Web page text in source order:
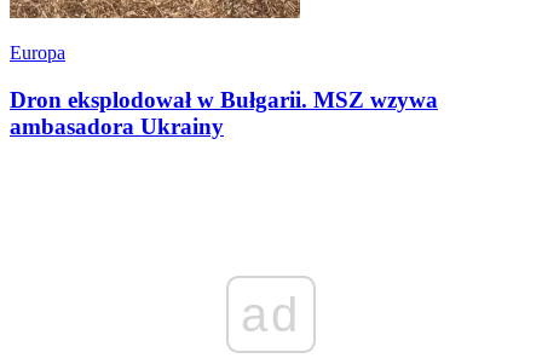
Europa
Dron eksplodował w Bułgarii. MSZ wzywa
ambasadora Ukrainy
ad